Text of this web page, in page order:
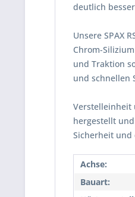
deutlich
Unsere SPAX
Chrom-
und Traktion
und schnellen
Verstelleinheit
hergestellt
Sicherheit und
Achse:
Bauart: